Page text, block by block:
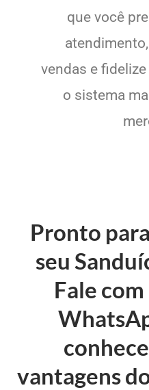
que você
vendas e
o sistema
Pronto
seu
Fale
vantagens